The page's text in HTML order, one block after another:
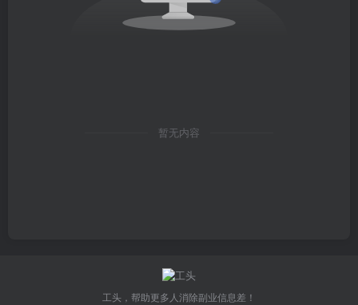
暂无内容
工头，帮助更多人消除副业信息差！